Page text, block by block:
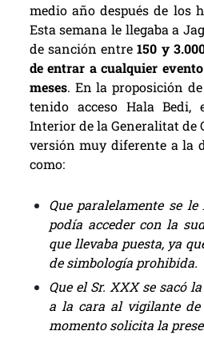
medio año después de los
Esta semana le llegaba a
de sanción entre 150 y
de entrar a cualquier
meses. En la proposición
tenido acceso Hala Bedi,
Interior de la Generalitat de
versión muy diferente a la
como:
Que paralelamente se
podía acceder con la
que llevaba puesta, ya
de simbología prohibida.
Que el Sr. XXX se sacó
a la cara al vigilante de
momento solicita la